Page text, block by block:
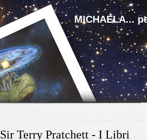
MICHAELA...
Sir Terry Pratchett - I Libri